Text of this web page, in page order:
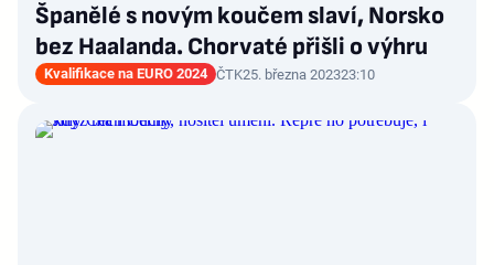
Španělé s novým koučem slaví, Norsko
bez Haalanda. Chorvaté přišli o výhru
Kvalifikace na EURO 2024 ČTK25. března 202323:10